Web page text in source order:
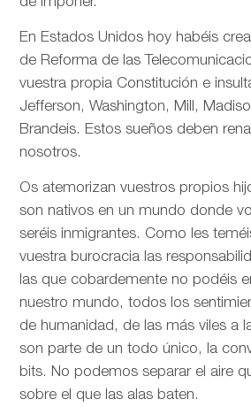
En Estados Unidos hoy habéis
de Reforma de las
vuestra propia Constitución e
Jefferson, Washington, Mill,
Brandeis. Estos sueños deben
nosotros.
Os atemorizan vuestros propios
son nativos en un mundo donde
seréis inmigrantes. Como les
vuestra burocracia las
las que cobardemente no podéis
nuestro mundo, todos los
de humanidad, de las más viles a
son parte de un todo único, la
bits. No podemos separar el aire
sobre el que las alas baten.